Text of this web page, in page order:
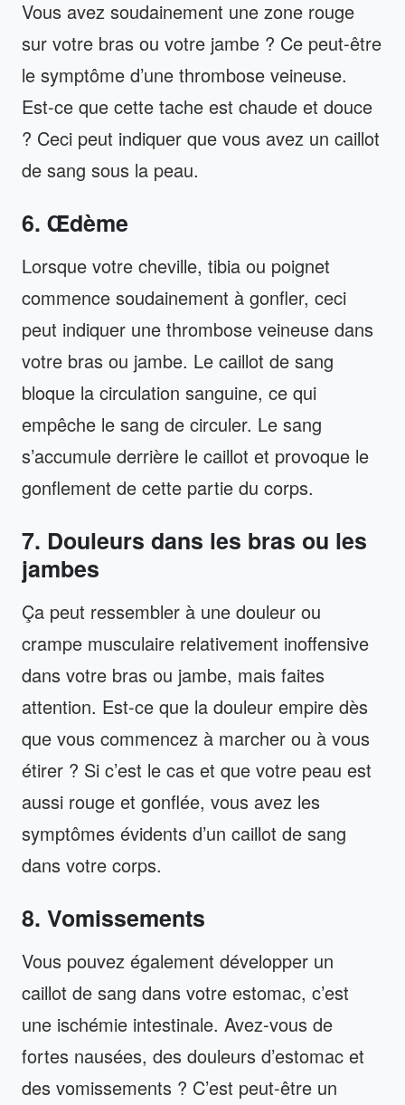
Vous avez soudainement une zone rouge
sur votre bras ou votre jambe ? Ce peut-être
le symptôme d’une thrombose veineuse.
Est-ce que cette tache est chaude et douce
? Ceci peut indiquer que vous avez un caillot
de sang sous la peau.
6. Œdème
Lorsque votre cheville, tibia ou poignet
commence soudainement à gonfler, ceci
peut indiquer une thrombose veineuse dans
votre bras ou jambe. Le caillot de sang
bloque la circulation sanguine, ce qui
empêche le sang de circuler. Le sang
s’accumule derrière le caillot et provoque le
gonflement de cette partie du corps.
7. Douleurs dans les bras ou les
jambes
Ça peut ressembler à une douleur ou
crampe musculaire relativement inoffensive
dans votre bras ou jambe, mais faites
attention. Est-ce que la douleur empire dès
que vous commencez à marcher ou à vous
étirer ? Si c’est le cas et que votre peau est
aussi rouge et gonflée, vous avez les
symptômes évidents d’un caillot de sang
dans votre corps.
8. Vomissements
Vous pouvez également développer un
caillot de sang dans votre estomac, c’est
une ischémie intestinale. Avez-vous de
fortes nausées, des douleurs d’estomac et
des vomissements ? C’est peut-être un